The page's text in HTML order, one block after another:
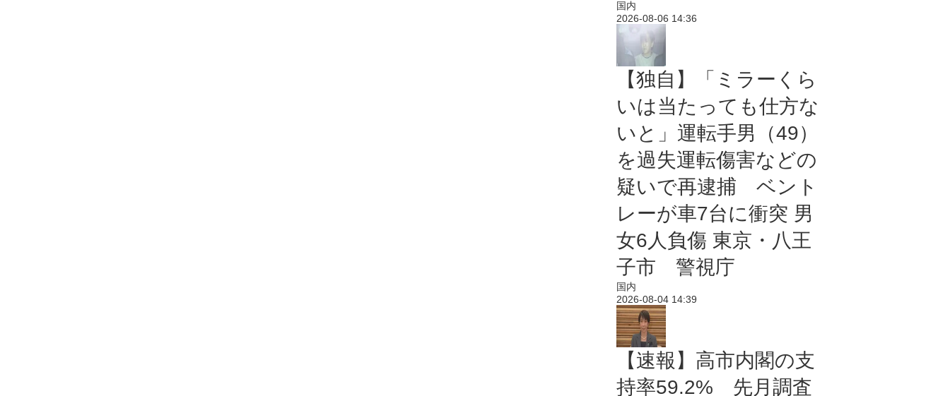
国内
2026-08-06 14:36
【独自】「ミラーくら
いは当たっても仕方な
いと」運転手男（49）
を過失運転傷害などの
疑いで再逮捕 ベント
レーが車7台に衝突 男
女6人負傷 東京・八王
子市 警視庁
国内
2026-08-04 14:39
【速報】高市内閣の支
持率59.2% 先月調査